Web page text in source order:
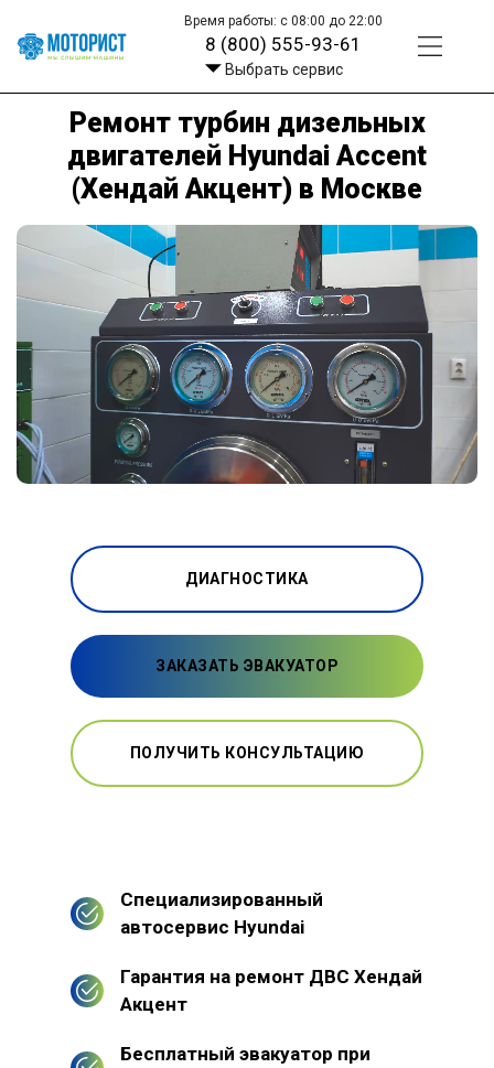
Время работы: с 08:00 до 22:00
8 (800) 555-93-61
Выбрать сервис
Ремонт турбин дизельных
двигателей Hyundai Accent
(Хендай Акцент) в Москве
ДИАГНОСТИКА
ЗАКАЗАТЬ ЭВАКУАТОР
ПОЛУЧИТЬ КОНСУЛЬТАЦИЮ
Специализированный
автосервис Hyundai
Гарантия на ремонт ДВС Хендай
Акцент
Бесплатный эвакуатор при